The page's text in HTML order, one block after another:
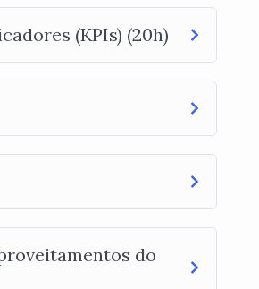
(KPIs) (20h)
do